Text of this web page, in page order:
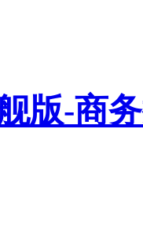
版-商